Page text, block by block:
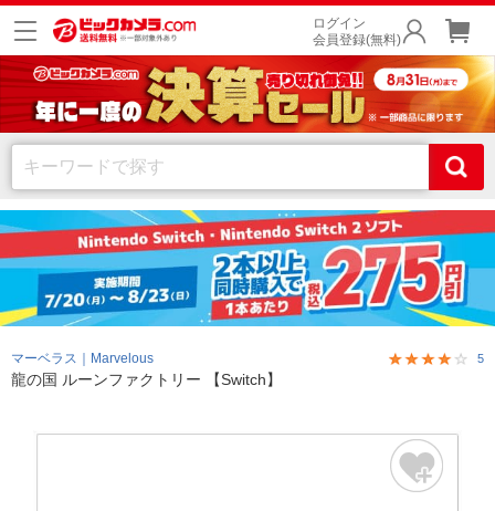
ログイン
会員登録(無料)
マーベラス｜Marvelous 5
龍の国 ルーンファクトリー 【Switch】